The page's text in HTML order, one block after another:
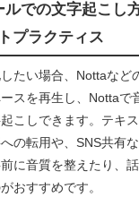
での文字起こし
プラクティス
たい場合、Nottaなど
スを再生し、Nottaで
こしできます。テキ
の転用や、SNS共有な
に音質を整えたり、
おすすめです。